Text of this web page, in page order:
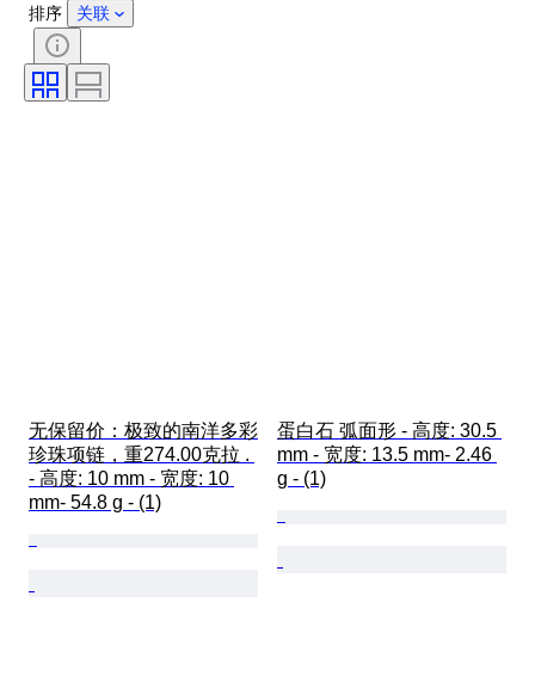
颜色
矿物
原创作品／复制品
排序 关联
无保留价：极致的南洋多彩
珍珠项链，重274.00克拉 .
- 高度: 10 mm - 宽度: 10
mm- 54.8 g - (1)
蛋白石 弧面形 - 高度: 30.5
mm - 宽度: 13.5 mm- 2.46
g - (1)